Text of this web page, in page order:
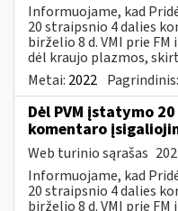
Informuojame, kad
20 straipsnio 4 dalies
birželio 8 d. VMI prie
dėl kraujo plazmos,
Metai: 2022 Pagrindinis:
Dėl PVM įstatymo
komentaro
Web turinio sąrašas
Informuojame, kad
20 straipsnio 4 dalies
birželio 8 d. VMI prie